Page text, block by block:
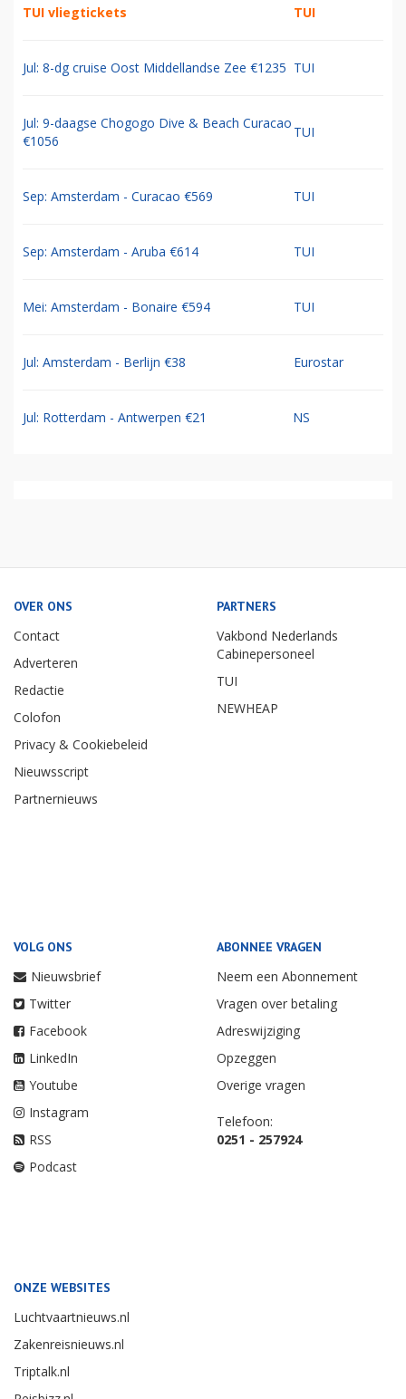
TUI vliegtickets TUI
Jul: 8-dg cruise Oost Middellandse Zee €1235 TUI
Jul: 9-daagse Chogogo Dive & Beach Curacao
€1056
TUI
Sep: Amsterdam - Curacao €569 TUI
Sep: Amsterdam - Aruba €614 TUI
Mei: Amsterdam - Bonaire €594 TUI
Jul: Amsterdam - Berlijn €38 Eurostar
Jul: Rotterdam - Antwerpen €21 NS
OVER ONS
Contact
Adverteren
Redactie
Colofon
Privacy & Cookiebeleid
Nieuwsscript
Partnernieuws
PARTNERS
Vakbond Nederlands
Cabinepersoneel
TUI
NEWHEAP
VOLG ONS
Nieuwsbrief
Twitter
Facebook
LinkedIn
Youtube
Instagram
RSS
Podcast
ABONNEE VRAGEN
Neem een Abonnement
Vragen over betaling
Adreswijziging
Opzeggen
Overige vragen
Telefoon:
0251 - 257924
ONZE WEBSITES
Luchtvaartnieuws.nl
Zakenreisnieuws.nl
Triptalk.nl